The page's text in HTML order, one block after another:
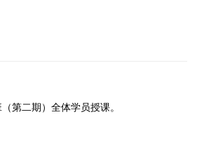
第二期）全体学员授课。